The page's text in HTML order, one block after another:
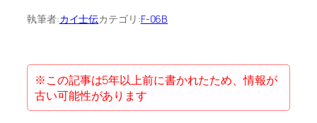
執筆者:カイ士伝カテゴリ:F-06B
※この記事は5年以上前に書かれたため、情報が
古い可能性があります